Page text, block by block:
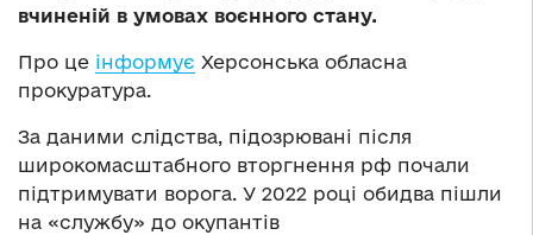
вчиненій в умовах воєнного стану.
Про це інформує Херсонська обласна
прокуратура.
За даними слідства, підозрювані після
широкомасштабного вторгнення рф почали
підтримувати ворога. У 2022 році обидва пішли
на «службу» до окупантів